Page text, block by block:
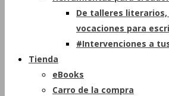
De talleres
vocaciones para
#Intervenciones a
Tienda
eBooks
Carro de la compra